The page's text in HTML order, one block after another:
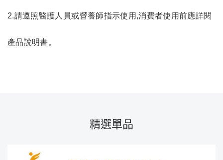
2.請遵照醫護人員或營養師指示使用,消費者使用前應詳閱
產品說明書。
精選單品